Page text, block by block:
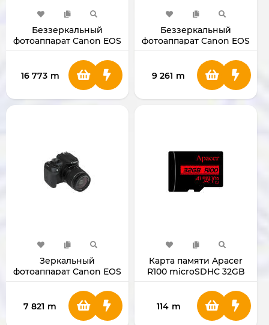
Беззеркальный
фотоаппарат Canon EOS
45mm
16 773 m
Беззеркальный
фотоаппарат Canon EOS
45mm
9 261 m
Зеркальный
фотоаппарат Canon EOS
черный
7 821 m
Карта памяти Apacer
R100 microSDHC 32GB
114 m